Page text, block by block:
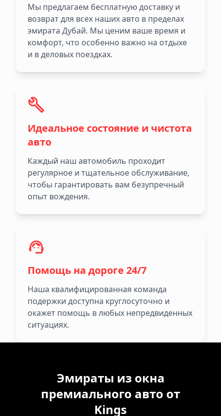
Мы предлагаем бесплатную доставку и
возврат для всех наших авто в пределах
эмирата Дубай. Мы ценим ваше время и
комфорт, что особенно важно на отдыхе
и в деловых поездках.
Идеальное состояние и чистота
авто
Каждый наш автомобиль проходит
регулярное и тщательное обслуживание,
чтобы гарантировать вам безупречный
опыт вождения.
Помощь на дороге 24/7
Наша квалифицированная команда
подержки доступна круглосуточно и
окажет помощь в любых непредвиденных
ситуациях.
Эмираты из окна
премиального авто от
Kings